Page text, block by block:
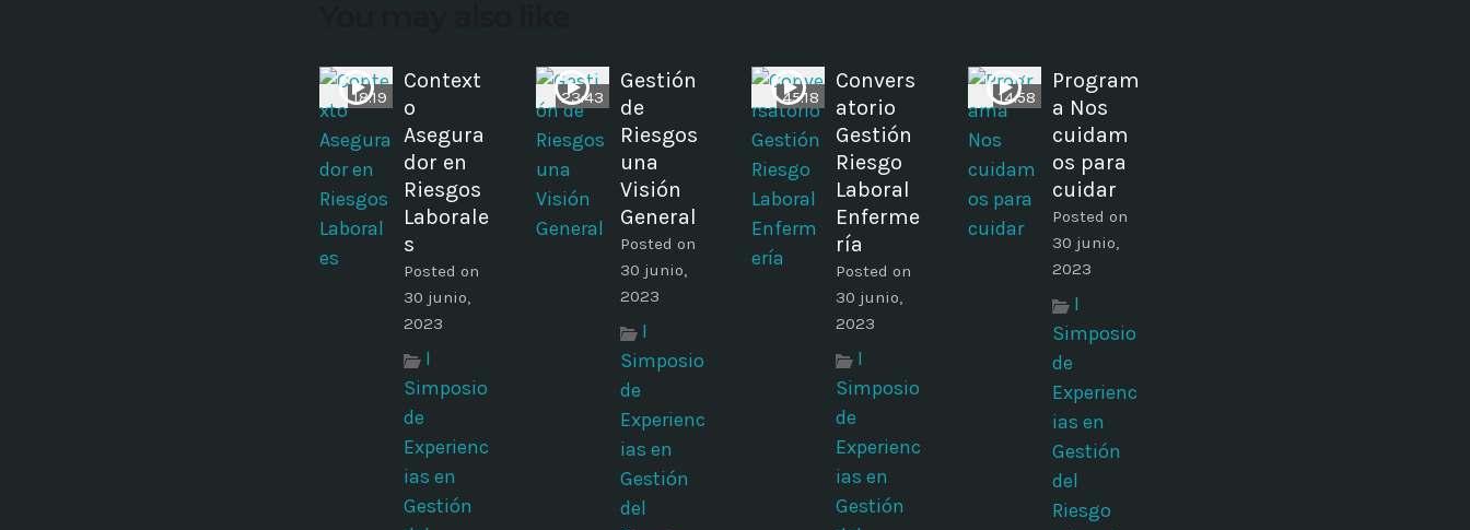
18:19
Context
o
Asegura
dor en
Riesgos
Laborale
s
Posted on
30 junio,
2023
I
Simposio
de
Experienc
ias en
Gestión
23:43
Gestión
de
Riesgos
una
Visión
General
Posted on
30 junio,
2023
I
Simposio
de
Experienc
ias en
Gestión
del
45:18
Convers
atorio
Gestión
Riesgo
Laboral
Enferme
ría
Posted on
30 junio,
2023
I
Simposio
de
Experienc
ias en
Gestión
14:58
Program
a Nos
cuidam
os para
cuidar
Posted on
30 junio,
2023
I
Simposio
de
Experienc
ias en
Gestión
del
Riesgo